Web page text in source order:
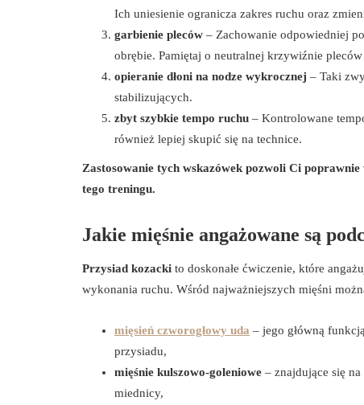
Ich uniesienie ogranicza zakres ruchu oraz
garbienie pleców – Zachowanie odpowiedniej
obrębie. Pamiętaj o neutralnej krzywiźnie pleców
opieranie dłoni na nodze wykrocznej – Taki
stabilizujących.
zbyt szybkie tempo ruchu – Kontrolowane
również lepiej skupić się na technice.
Zastosowanie tych wskazówek pozwoli Ci
tego treningu.
Jakie mięśnie angażowane są
Przysiad kozacki to doskonałe ćwiczenie, które
wykonania ruchu. Wśród najważniejszych mięśni
mięsień czworogłowy uda – jego główną
przysiadu,
mięśnie kulszowo-goleniowe – znajdujące się
miednicy,